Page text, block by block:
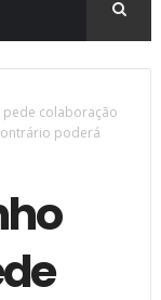
pede colaboração
poderá